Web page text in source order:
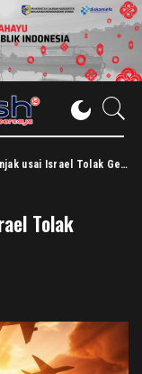
Israel Tolak Gencatan Senjata
Tolak